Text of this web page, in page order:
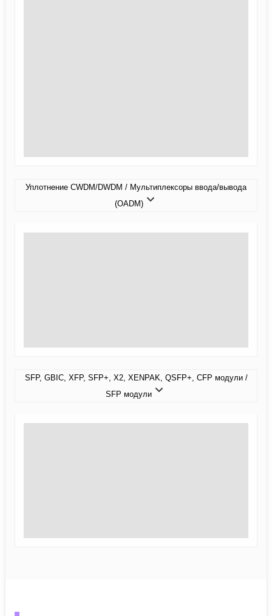
Уплотнение CWDM/DWDM / Мультиплексоры ввода/вывода
(OADM)
SFP, GBIC, XFP, SFP+, X2, XENPAK, QSFP+, CFP модули /
SFP модули